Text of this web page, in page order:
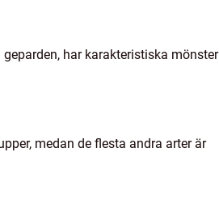
har karakteristiska mönster
medan de flesta andra arter är